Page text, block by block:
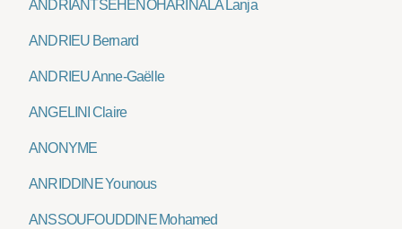
ANDRIANTSEHENOHARINALA Lanja
ANDRIEU Bernard
ANDRIEU Anne-Gaëlle
ANGELINI Claire
ANONYME
ANRIDDINE Younous
ANSSOUFOUDDINE Mohamed